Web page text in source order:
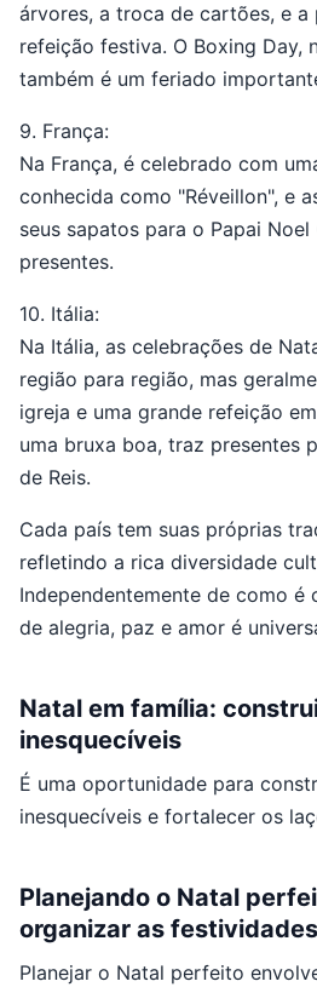
árvores, a troca de cartões, e a
refeição festiva. O Boxing Day,
também é um feriado
9. França:
Na França, é celebrado com
conhecida como "Réveillon", e
seus sapatos para o Papai
presentes.
10. Itália:
Na Itália, as celebrações de
região para região, mas
igreja e uma grande refeição
uma bruxa boa, traz presentes
de Reis.
Cada país tem suas próprias
refletindo a rica diversidade
Independentemente de como é
de alegria, paz e amor é
Natal em família:
inesquecíveis
É uma oportunidade para
inesquecíveis e fortalecer os
Planejando o Natal
organizar as festividades
Planejar o Natal perfeito